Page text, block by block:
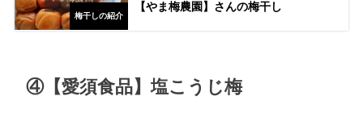
梅干しの紹介
【やま梅農園】さんの梅干し
④【愛須食品】塩こうじ梅